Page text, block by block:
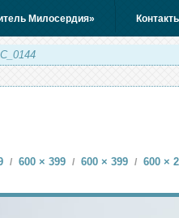
Милосердия»
/ 600 × 399 / 600 × 399 / 600 ×